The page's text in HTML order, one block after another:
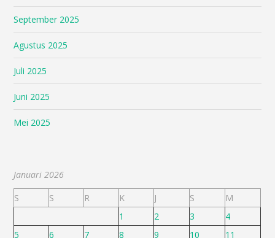
September 2025
Agustus 2025
Juli 2025
Juni 2025
Mei 2025
Januari 2026
S
S R K J S
M
1
2 3
4
5
6 7 8 9 10
11